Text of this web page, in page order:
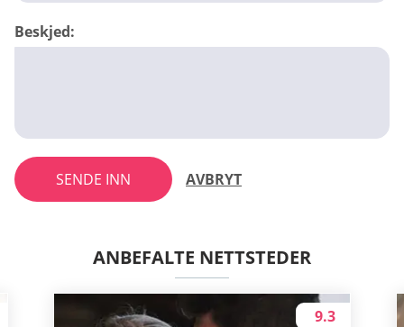
Beskjed:
SENDE INN AVBRYT
ANBEFALTE NETTSTEDER
9.3